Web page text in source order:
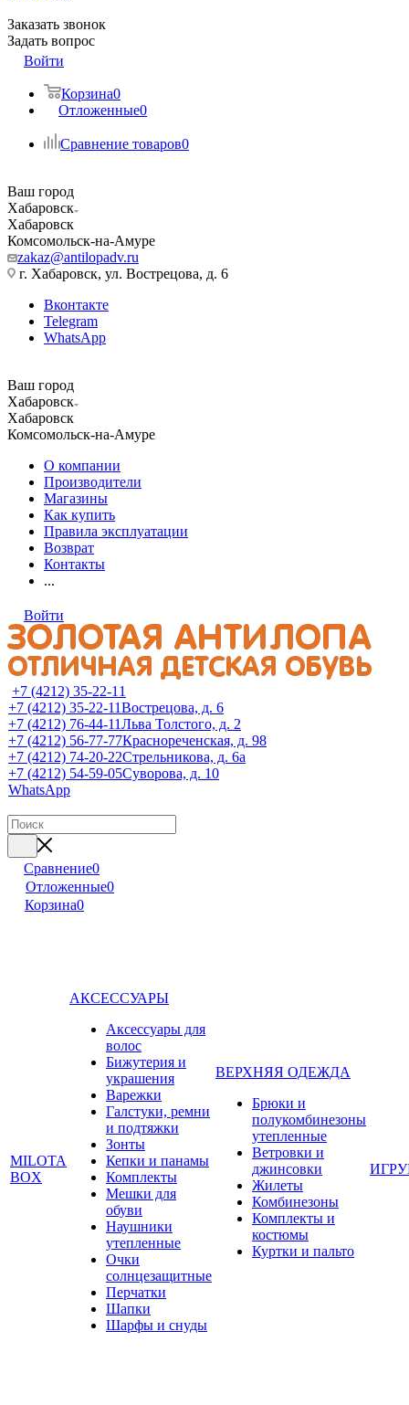
Заказать звонок
Задать вопрос
Войти
Корзина0
Отложенные0
Сравнение товаров0
Ваш город
Хабаровск
Хабаровск
Комсомольск-на-Амуре
zakaz@antilopadv.ru
г. Хабаровск, ул. Вострецова, д. 6
Вконтакте
Telegram
WhatsApp
Ваш город
Хабаровск
Хабаровск
Комсомольск-на-Амуре
О компании
Производители
Магазины
Как купить
Правила эксплуатации
Возврат
Контакты
...
Войти
+7 (4212) 35-22-11
+7 (4212) 35-22-11Вострецова, д. 6
+7 (4212) 76-44-11Льва Толстого, д. 2
+7 (4212) 56-77-77Краснореченская, д. 98
+7 (4212) 74-20-22Стрельникова, д. 6а
+7 (4212) 54-59-05Суворова, д. 10
WhatsApp
Сравнение0
Отложенные0
Корзина0
MILOTA
BOX
АКСЕССУАРЫ
Аксессуары для
волос
Бижутерия и
украшения
Варежки
Галстуки, ремни
и подтяжки
Зонты
Кепки и панамы
Комплекты
Мешки для
обуви
Наушники
утепленные
Очки
солнцезащитные
Перчатки
Шапки
Шарфы и снуды
ВЕРХНЯЯ ОДЕЖДА
Брюки и
полукомбинезоны
утепленные
Ветровки и
джинсовки
Жилеты
Комбинезоны
Комплекты и
костюмы
Куртки и пальто